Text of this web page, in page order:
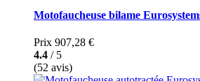
Motofaucheuse bilame
Prix 907,28 €
4.4 / 5
(52 avis)